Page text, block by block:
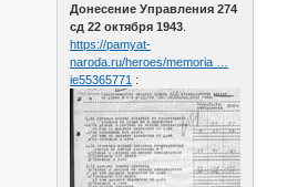
Донесение Управления 274
сд 22 октября 1943
https://pamyat-
naroda.ru/heroes/memoria …
ie55365771 :